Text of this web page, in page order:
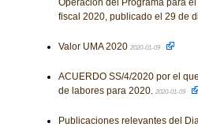
Operación del Programa para
fiscal 2020, publicado el 29 de
Valor UMA 2020 2020-01-09
ACUERDO SS/4/2020 por el
de labores para 2020. 2020-01-09
Publicaciones relevantes del